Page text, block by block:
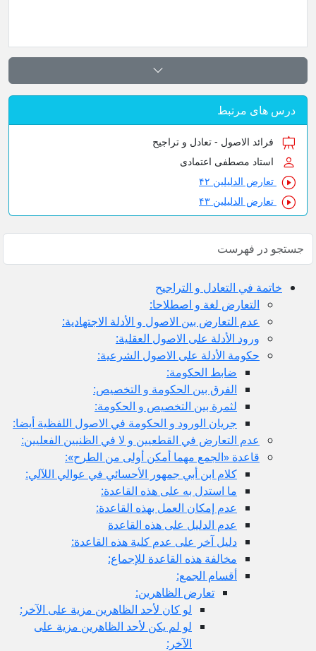
های مرتبط
فرائد الاصول - تعادل و تراجیح
استاد مصطفی اعتمادی
تعارض الدلیلین ۴۲
تعارض الدلیلین ۴۳
خاتمة في التعادل و التراجيح
التعارض لغة و اصطلاحا:
عدم التعارض بين الاصول و الأدلة الاجتهادية:
ورود الأدلة على الاصول العقلية:
حكومة الأدلة على الاصول الشرعية:
ضابط الحكومة:
الفرق بين الحكومة و التخصيص:
لثمرة بين التخصيص و الحكومة:
جريان الورود و الحكومة في الاصول اللفظية أيضا:
عدم التعارض في القطعيين و لا في الظنيين الفعليين:
قاعدة «الجمع مهما أمكن أولى من الطرح»:
كلام ابن أبي جمهور الأحسائي في عوالي اللآلي:
ما استدل به على هذه القاعدة:
عدم إمكان العمل بهذه القاعدة:
عدم الدليل على هذه القاعدة
دليل آخر على عدم كلية هذه القاعدة:
مخالفة هذه القاعدة للإجماع:
أقسام الجمع:
تعارض الظاهرين:
لو كان لأحد الظاهرين مزية على الآخر:
لو لم يكن لأحد الظاهرين مزية على